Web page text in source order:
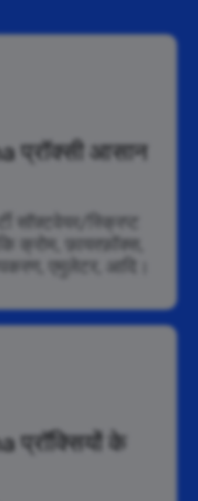
प्रॉक्सी आसान
सॉफ़्टवेयर/स्क्रिप्ट
क्रोम, फ़ायरफ़ॉक्स,
एमुलेटर, आदि।
के